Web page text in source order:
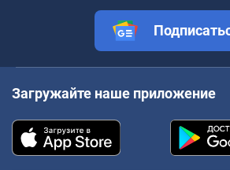
Загружайте наше приложение